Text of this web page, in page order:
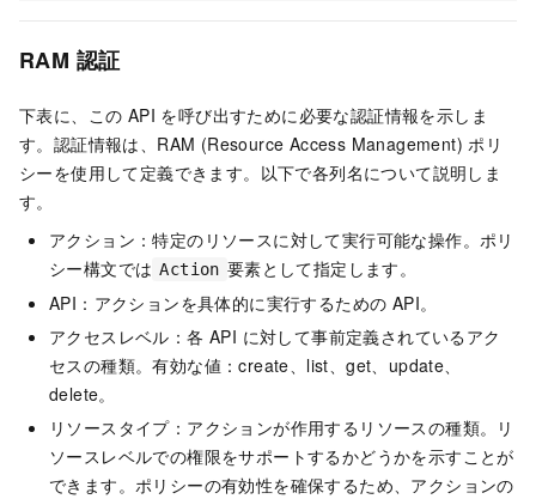
RAM 認証
下表に、この API を呼び出すために必要な認証情報を示しま
す。認証情報は、RAM (Resource Access Management) ポリ
シーを使用して定義できます。以下で各列名について説明しま
す。
アクション：特定のリソースに対して実行可能な操作。ポリ
シー構文では Action 要素として指定します。
API：アクションを具体的に実行するための API。
アクセスレベル：各 API に対して事前定義されているアク
セスの種類。有効な値：create、list、get、update、
delete。
リソースタイプ：アクションが作用するリソースの種類。リ
ソースレベルでの権限をサポートするかどうかを示すことが
できます。ポリシーの有効性を確保するため、アクションの